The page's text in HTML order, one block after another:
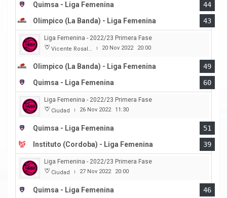
Quimsa - Liga Femenina
44
Olimpico (La Banda) - Liga Femenina
43
Liga Femenina - 2022/23 Primera Fase
Vicente Rosales | 20 Nov 2022 20:00
Olimpico (La Banda) - Liga Femenina
49
Quimsa - Liga Femenina
60
Liga Femenina - 2022/23 Primera Fase
Ciudad | 26 Nov 2022 11:30
Quimsa - Liga Femenina
51
Instituto (Cordoba) - Liga Femenina
39
Liga Femenina - 2022/23 Primera Fase
Ciudad | 27 Nov 2022 20:00
Quimsa - Liga Femenina
46